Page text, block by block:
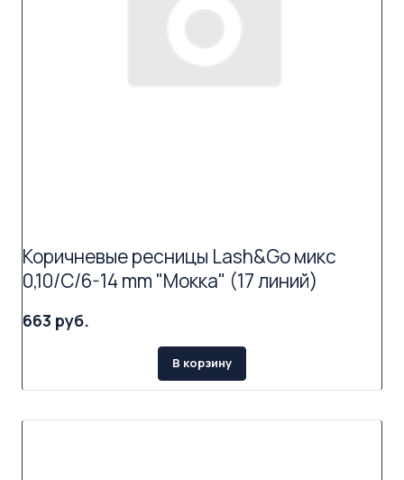
Коричневые ресницы Lash&Go микс
0,10/C/6-14 mm "Мокка" (17 линий)
663 руб.
В корзину